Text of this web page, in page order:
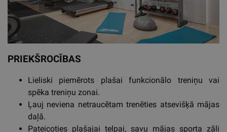
PRIEKŠROCĪBAS
Lieliski piemērots plašai funkcionālo treniņu vai
spēka treniņu zonai.
Ļauj neviena netraucētam trenēties atsevišķā mājas
daļā.
Pateicoties plašajai telpai, savu mājas sporta zāli